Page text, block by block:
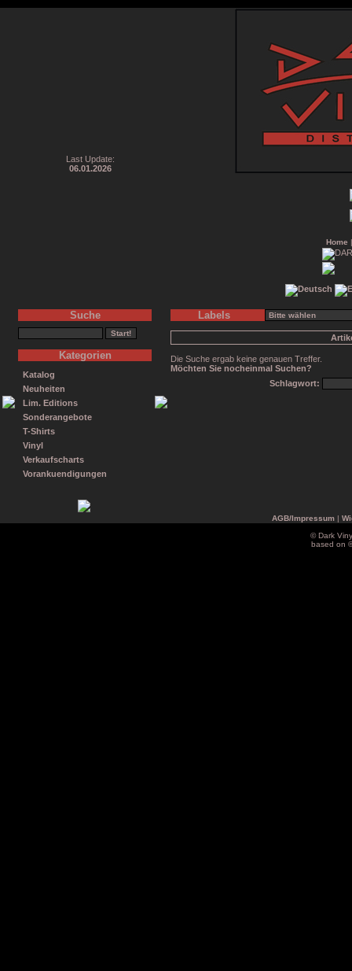
Last Update:
06.01.2026
Home
Suche
Kategorien
Katalog
Neuheiten
Lim. Editions
Sonderangebote
T-Shirts
Vinyl
Verkaufscharts
Vorankuendigungen
Labels
Die Suche ergab keine genauen Treffer.
Möchten Sie nocheinmal Suchen?
Schlagwort:
AGB/Impressum|
© Dark
based on